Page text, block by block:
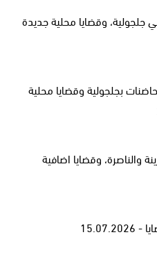
جلجولية، وقضايا محلية جديدة
بجلجولية وقضايا محلية
والناصرة، وقضايا اضافية